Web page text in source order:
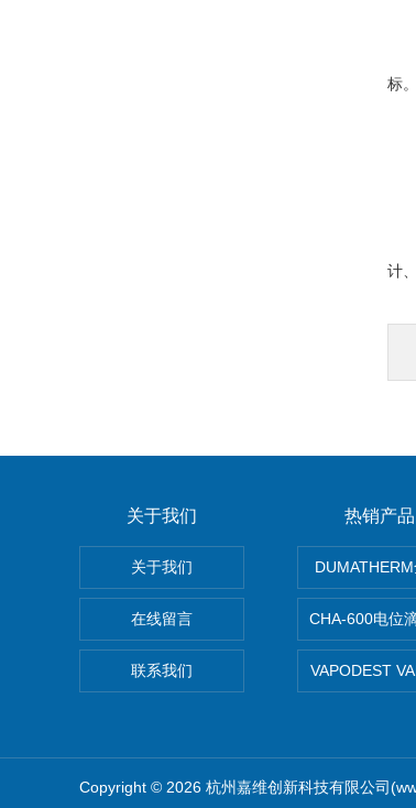
比
标。
尤
现
计
关于我们
关于我们
在线留言
联系我们
热销产品
CHA-600电位
Copyright © 2026 杭州嘉维创新科技有限公司